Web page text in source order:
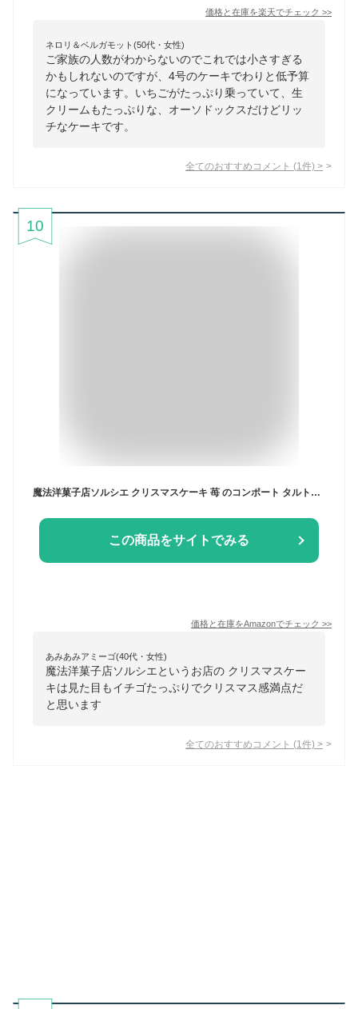
価格と在庫を楽天でチェック >>
ネロリ＆ベルガモット(50代・女性)
ご家族の人数がわからないのでこれでは小さすぎる
かもしれないのですが、4号のケーキでわりと低予算
になっています。いちごがたっぷり乗っていて、生
クリームもたっぷりな、オーソドックスだけどリッ
チなケーキです。
全てのおすすめコメント (1 件) >
10
魔法洋菓子店ソルシエ クリスマスケーキ 苺 のコンポート タルトケーキ （ カスタードクリーム仕立て ） 4号 直径12cm 2人～3人分 320g 【クリスマス飾り付】 スイーツ ギフト いちご 誕生日ケーキ
この商品をサイトでみる
価格と在庫をAmazonでチェック >>
あみあみアミーゴ(40代・女性)
魔法洋菓子店ソルシエというお店の クリスマスケー
キは見た目もイチゴたっぷりでクリスマス感満点だ
と思います
全てのおすすめコメント (1 件) >